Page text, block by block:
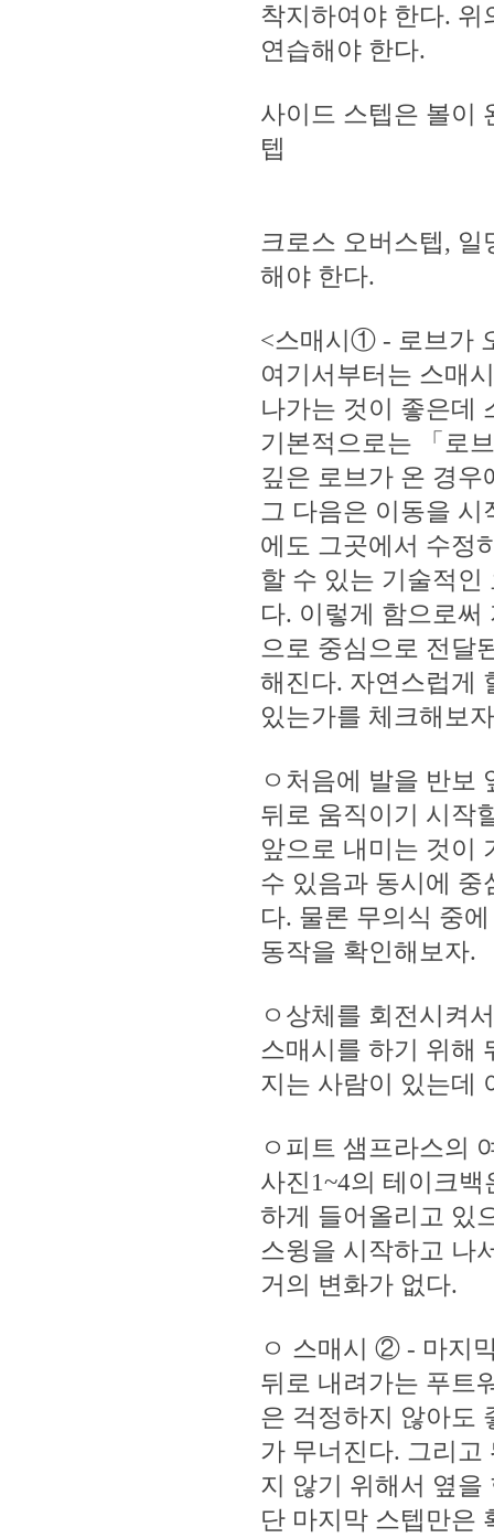
착지하여야 한다. 위
연습해야 한다.
사이드 스텝은 볼이
텝
크로스 오버스텝,
해야 한다.
<스매시① - 로브가
여기서부터는 스매
나가는 것이 좋은데
기본적으로는 「로
깊은 로브가 온 경
그 다음은 이동을
에도 그곳에서 수정
할 수 있는 기술적인
다. 이렇게 함으로
으로 중심으로 전달
해진다. 자연스럽게
있는가를 체크해보
ㅇ처음에 발을 반보
뒤로 움직이기 시작
앞으로 내미는 것이
수 있음과 동시에
다. 물론 무의식 중
동작을 확인해보자.
ㅇ상체를 회전시켜
스매시를 하기 위해
지는 사람이 있는데
ㅇ피트 샘프라스의
사진1~4의 테이크
하게 들어올리고 있
스윙을 시작하고 나
거의 변화가 없다.
ㅇ 스매시 ② - 마지
뒤로 내려가는 푸트
은 걱정하지 않아도
가 무너진다. 그리고
지 않기 위해서 옆
단 마지막 스텝만은